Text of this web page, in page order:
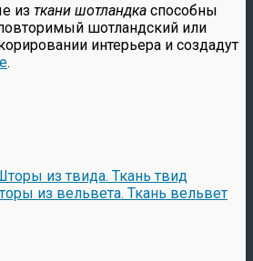
из ткани шотландка способны
шотландский или
интерьера и создадут
.
из твида. Ткань твид
из вельвета. Ткань вельвет